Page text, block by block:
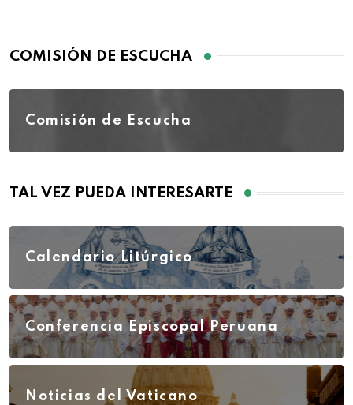
COMISIÓN DE ESCUCHA
Comisión de Escucha
TAL VEZ PUEDA INTERESARTE
Calendario Litúrgico
Conferencia Episcopal Peruana
Noticias del Vaticano